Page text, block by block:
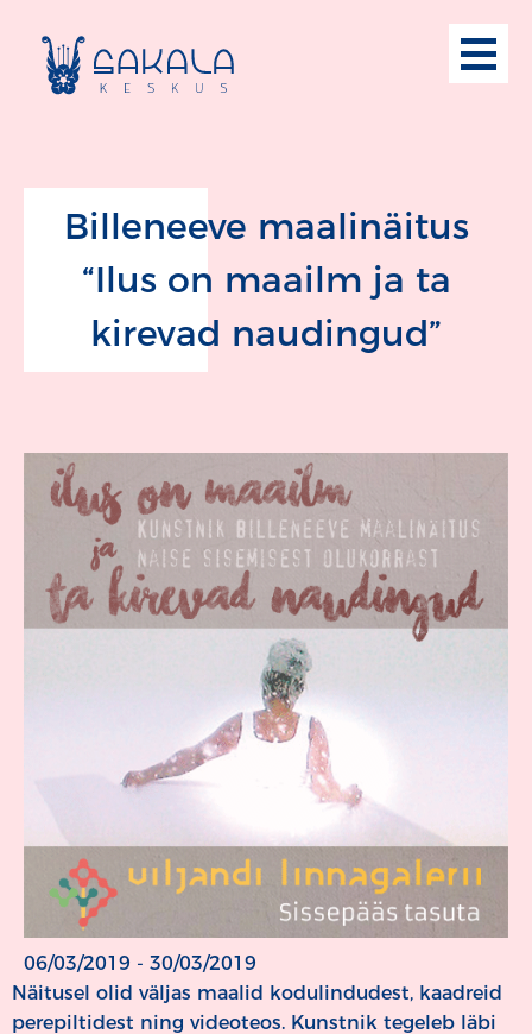
Billeneeve maalinäitus
“Ilus on maailm ja ta
kirevad naudingud”
06/03/2019 - 30/03/2019
Näitusel olid väljas maalid kodulindudest, kaadreid
perepiltidest ning videoteos. Kunstnik tegeleb läbi